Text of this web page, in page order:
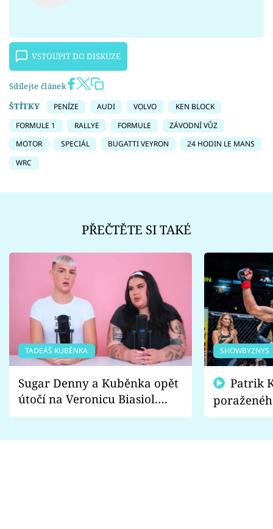
VSTOUPIT DO DISKUZE
Sdílejte článek
ŠTÍTKY
PENÍZE AUDI VOLVO
KEN BLOCK
FORMULE 1
RALLYE FORMULE
ZÁVODNÍ VŮZ
MOTOR
SPECIÁL BUGATTI VEYRON
24 HODIN LE MANS
WRC
PŘEČTĚTE SI TAKÉ
TADEÁŠ KUBĚNKA
Sugar Denny a Kuběnka opět
útočí na Veronicu Biasiol.
Proč je podle nich falešná a
SHOWBYZNYS
fanoušci